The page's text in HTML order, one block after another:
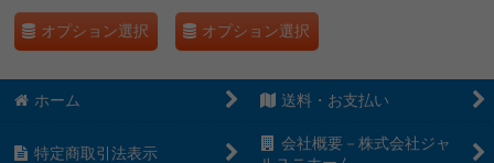
オプション選択 オプション選択
ホーム 送料・お支払い
特定商取引法表示
会社概要－株式会社ジャ